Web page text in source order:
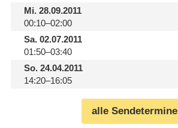
Mi.28.09.2011
00:10–02:00
Sa.02.07.2011
01:50–03:40
So.24.04.2011
14:20–16:05
alle Sendetermine